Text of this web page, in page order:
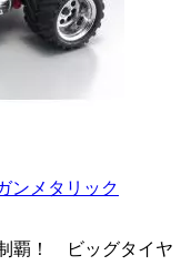
ンメタリック
覇！ ビッグタイヤ